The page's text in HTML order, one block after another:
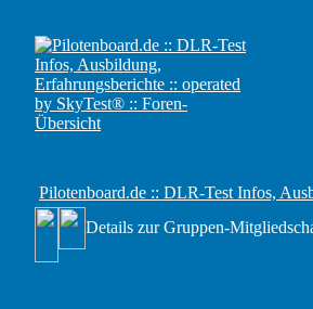
Pilotenboard.de :: DLR-Test Infos,
Details zur Gruppen-